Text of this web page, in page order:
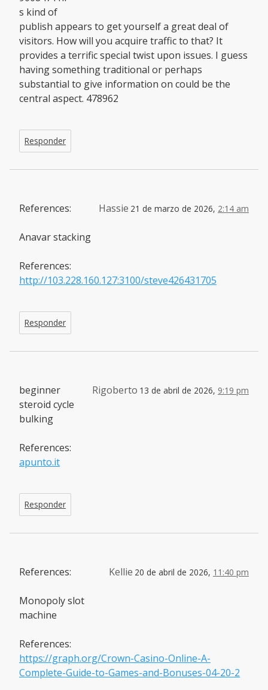
s kind of
publish appears to get yourself a great deal of
visitors. How will you acquire traffic to that? It
provides a terrific special twist upon issues. I guess
having something traditional or perhaps
substantial to give information on could be the
central aspect. 478962
Responder
Hassie 21 de marzo de 2026, 2:14 am
References:
Anavar stacking
References:
http://103.228.160.127:3100/steve426431705
Responder
Rigoberto 13 de abril de 2026, 9:19 pm
beginner
steroid cycle
bulking
References:
apunto.it
Responder
Kellie 20 de abril de 2026, 11:40 pm
References:
Monopoly slot
machine
References:
https://graph.org/Crown-Casino-Online-A-
Complete-Guide-to-Games-and-Bonuses-04-20-2